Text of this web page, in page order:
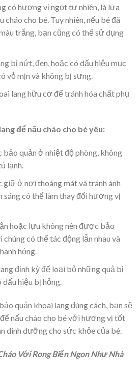
có hương vị ngọt tự nhiên, là lựa
cháo cho bé. Tuy nhiên, nếu bé đã
trắng, bạn cũng có thể sử dụng
bị nứt, đen, hoặc có dấu hiệu mục
vỏ mịn và không bị sưng.
lang hữu cơ để tránh hóa chất phụ
để nấu cháo cho bé yêu:
bảo quản ở nhiệt độ phòng, không
lạnh.
giữ ở nơi thoáng mát và tránh ánh
sáng có thể làm thay đổi hương vị
hoặc lựu không nên được bảo
chúng có thể tác động lẫn nhau và
hỏng.
định kỳ để loại bỏ những quả bị
dấu hiệu bị hỏng.
quản khoai lang đúng cách, bạn sẽ
nấu cháo cho bé với hương vị tốt
dinh dưỡng cho sức khỏe của bé.
Với Rong Biển Ngon Như Nhà